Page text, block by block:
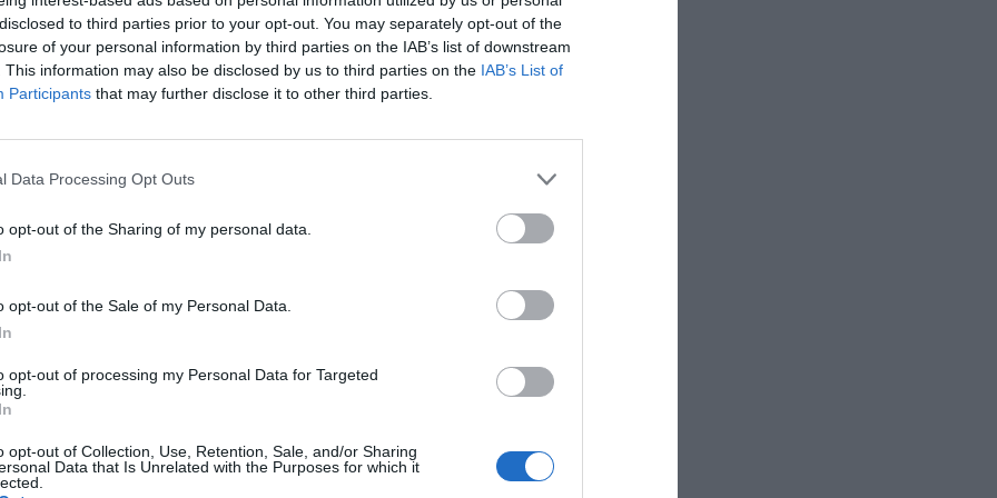
to third parties prior to your opt-out. You may separately opt-out of the
of your personal information by third parties on the IAB’s list of downstream
This information may also be disclosed by us to third parties on the IAB’s List of
Participants that may further disclose it to other third parties.
Data Processing Opt Outs
opt-out of the Sharing of my personal data.
opt-out of the Sale of my Personal Data.
opt-out of processing my Personal Data for Targeted
opt-out of Collection, Use, Retention, Sale, and/or Sharing
Data that Is Unrelated with the Purposes for which it
iniciativa que llega por primera vez a Europa y que se
infantil de España y Portugal, de entre 6 y 14 años,
que
urbanos como el skate, el BMX o el scooter
En concreto, el Hot Wheels Superchargers combinará un
del Extreme Barcelona el próximo septiembre.
el evento gana presencia en los soportes online y trata de
la cita presencial. Este año coincidirá con las Fiestas de
Extreme Barcelona es ser un evento más global donde se
deportiva con actividades para todas las edades,
urbano y música. La cita seguirá contando con el apoyo del
Barcelona como colaborador institucional y el patrocinio
Cataluña.
que “desde Hot Wheels estamos orgullosos de liderar
de Extreme Barcelona, una competición que refleja a la